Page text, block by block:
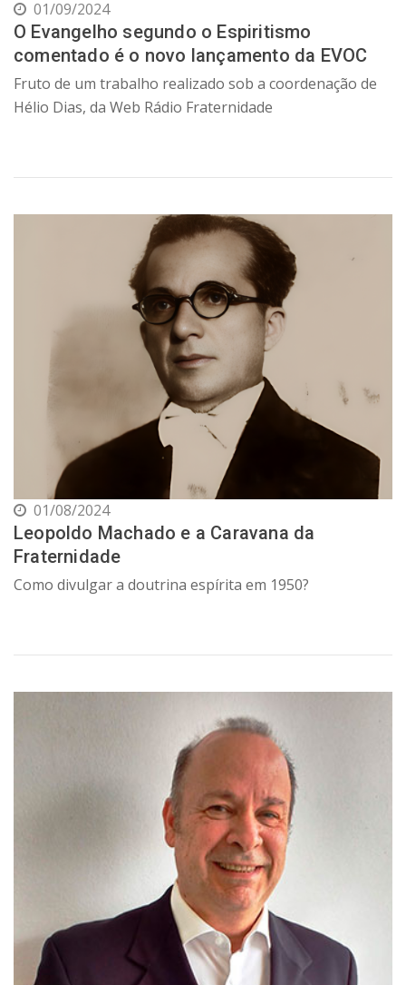
01/09/2024
O Evangelho segundo o Espiritismo
comentado é o novo lançamento da EVOC
Fruto de um trabalho realizado sob a coordenação de
Hélio Dias, da Web Rádio Fraternidade
01/08/2024
Leopoldo Machado e a Caravana da
Fraternidade
Como divulgar a doutrina espírita em 1950?